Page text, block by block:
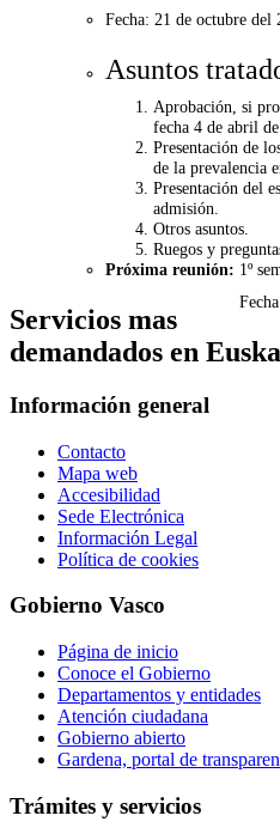
Fecha: 21 de octubre del
Asuntos
Aprobación, si
fecha 4 de abril
Presentación de
de la prevalencia
Presentación del
admisión.
Otros asuntos.
Ruegos y
Próxima reunión: 1º
Servicios mas
demandados en
Información general
Contacto
Mapa web
Accesibilidad
Sede Electrónica
Información Legal
Política de cookies
Gobierno Vasco
Página de inicio
Conoce el Gobierno
Departamentos y entidades
Atención ciudadana
Gobierno abierto
Gardena, portal de
Trámites y servicios